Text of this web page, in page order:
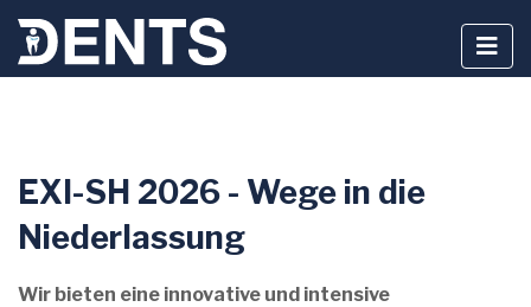
Inhalt
EXI-SH 2026 - Wege in die
Niederlassung
Wir bieten eine innovative und intensive